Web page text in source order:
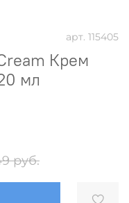
арт. 115405
Крем
мл
руб.